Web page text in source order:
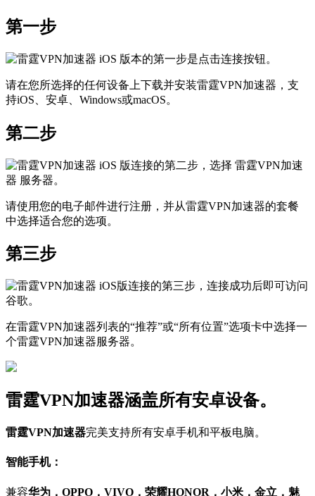
第一步
请在您所选择的任何设备上下载并安装雷霆VPN加速器，支
持iOS、安卓、Windows或macOS。
第二步
请使用您的电子邮件进行注册，并从雷霆VPN加速器的套餐
中选择适合您的选项。
第三步
在雷霆VPN加速器列表的“推荐”或“所有位置”选项卡中选择一
个雷霆VPN加速器服务器。
雷霆VPN加速器涵盖所有安卓设备。
雷霆VPN加速器完美支持所有安卓手机和平板电脑。
智能手机：
兼容华为，OPPO，VIVO，荣耀HONOR，小米，金立，魅